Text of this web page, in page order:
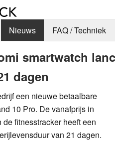
Nieuws FAQ / Techniek
smartwatch
dagen
een nieuwe betaalbare
10 Pro. De vanafprijs in
fitnesstracker heeft een
van 21 dagen.